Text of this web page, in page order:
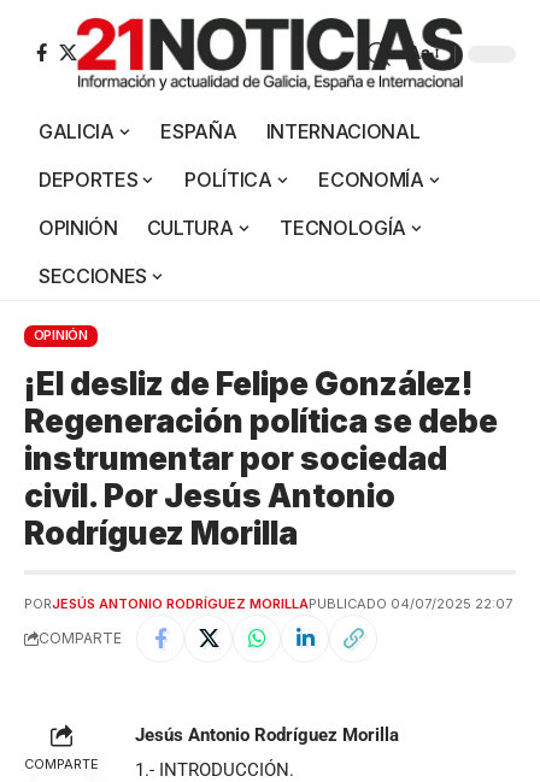
Aa
GALICIA ESPAÑA
INTERNACIONAL
DEPORTES
POLÍTICA
ECONOMÍA
OPINIÓN
CULTURA
TECNOLOGÍA
SECCIONES
OPINIÓN
¡El desliz de Felipe González!
Regeneración política se debe
instrumentar por sociedad
civil. Por Jesús Antonio
Rodríguez Morilla
PORJESÚS ANTONIO RODRÍGUEZ MORILLAPUBLICADO 04/07/2025 22:07
COMPARTE
COMPARTE
Jesús Antonio Rodríguez Morilla
1.- INTRODUCCIÓN.